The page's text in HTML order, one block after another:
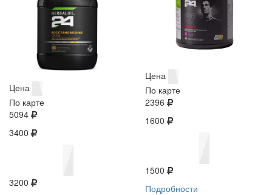
Цена
По карте
5094
3400
3200
Цена
По карте
2396
1600
1500
Подробности